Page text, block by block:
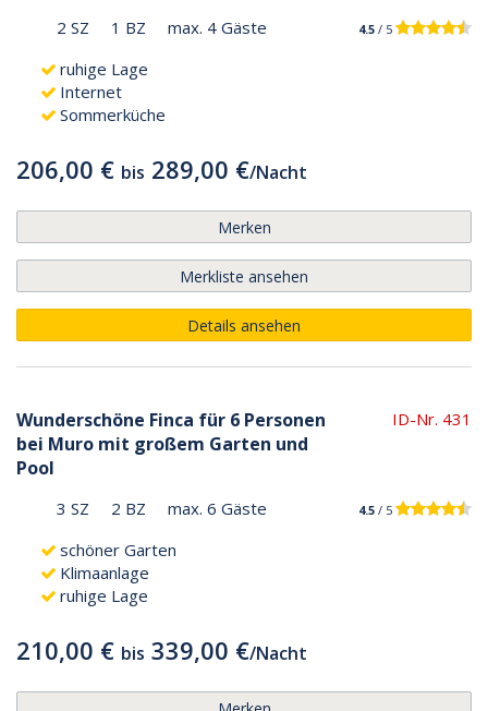
2 SZ 1 BZ max. 4 Gäste 4.5 / 5
ruhige Lage
Internet
Sommerküche
206,00 € bis 289,00 €/Nacht
Merken
Merkliste ansehen
Details ansehen
Wunderschöne Finca für 6 Personen
bei Muro mit großem Garten und
Pool
ID-Nr. 431
3 SZ 2 BZ max. 6 Gäste 4.5 / 5
schöner Garten
Klimaanlage
ruhige Lage
210,00 € bis 339,00 €/Nacht